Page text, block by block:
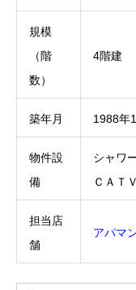
規模
（階
数）
4階建
築年月 1988年
物件設
備
シャワ
ＣＡＴ
担当店
舗
アパマ